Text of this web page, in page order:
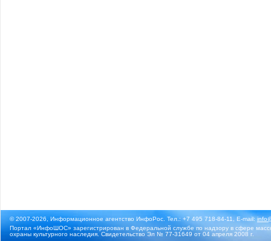
© 2007-2026, Информационное агентство ИнфоРос. Тел.: +7 495 718-84-11, E-mail:
Портал «ИнфоШОС» зарегистрирован в Федеральной службе по надзору в сфере
охраны культурного наследия. Свидетельство Эл № 77-31649 от 04 апреля 2008 г.